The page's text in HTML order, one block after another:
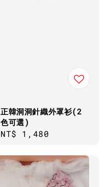
正韓洞洞針織外罩衫(2
色可選)
Regular
NT$ 1,480